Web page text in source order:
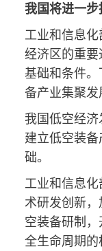
我国将进一
工业和信息
经济区的重
基础和条件
备产业集聚发
我国低空经
建立低空装
础。
工业和信息
术研发创新
空装备研制
全生命周期